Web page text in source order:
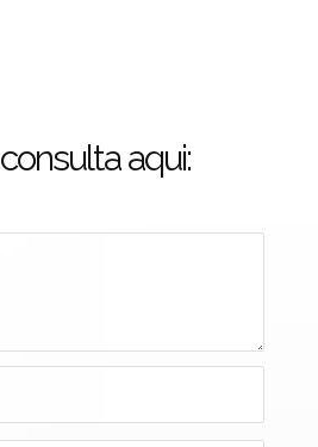
consulta aqui: